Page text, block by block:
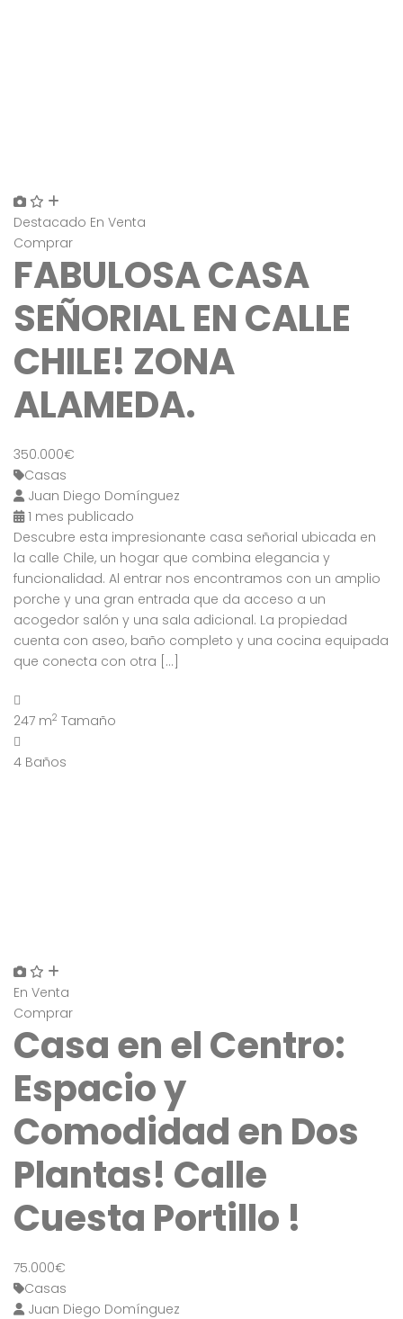
Destacado En Venta
Comprar
FABULOSA CASA
SEÑORIAL EN CALLE
CHILE! ZONA
ALAMEDA.
350.000€
Casas
Juan Diego Domínguez
1 mes publicado
Descubre esta impresionante casa señorial ubicada en
la calle Chile, un hogar que combina elegancia y
funcionalidad. Al entrar nos encontramos con un amplio
porche y una gran entrada que da acceso a un
acogedor salón y una sala adicional. La propiedad
cuenta con aseo, baño completo y una cocina equipada
que conecta con otra […]
247 m2 Tamaño
4 Baños
En Venta
Comprar
Casa en el Centro:
Espacio y
Comodidad en Dos
Plantas! Calle
Cuesta Portillo !
75.000€
Casas
Juan Diego Domínguez